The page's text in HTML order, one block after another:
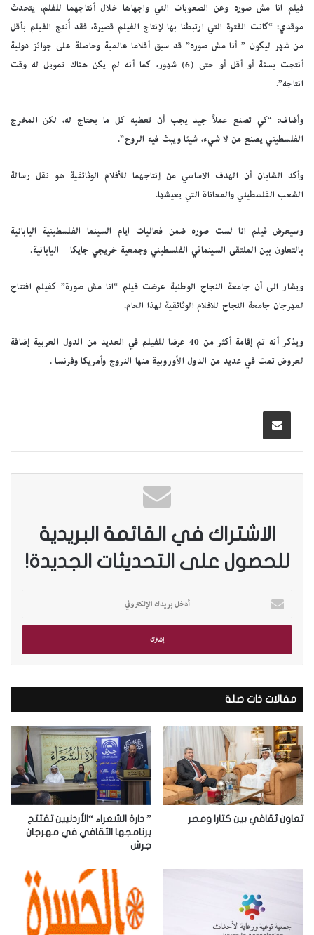
فيلم انا مش صوره وعن الصعوبات التي واجهاها خلال أنتاجهما للفلم، يتحدث
موقدي: “كانت الفترة التي ارتبطنا بها لإنتاج الفيلم قصيرة، فقد أُنتج الفيلم بأقل
من شهر ليكون ” أنا مش صوره” قد سبق أفلاما عالمية وحاصلة على جوائز دولية
أنتجت بسنة أو أقل أو حتى (6) شهور، كما أنه لم يكن هناك تمويل له وقت
انتاجه”.
وأضاف: “كي تصنع عملاً جيد يجب أن تعطيه كل ما يحتاج له، لكن المخرج
الفلسطيني يصنع من لا شيء، شيئا ويبث فيه الروح”.
وأكد الشابان أن الهدف الاساسي من إنتاجهما للأفلام الوثائقية هو نقل رسالة
الشعب الفلسطيني والمعاناة التي يعيشها.
وسيعرض فيلم انا لست صوره ضمن فعاليات ايام السينما الفلسطينية اليابانية
بالتعاون بين الملتقى السينمائي الفلسطيني وجمعية خريجي جايكا – اليابانية.
ويشار الى أن جامعة النجاح الوطنية عرضت فيلم “انا مش صورة” كفيلم افتتاح
لمهرجان جامعة النجاح للافلام الوثائقية لهذا العام.
ويذكر أنه تم إقامة أكثر من 40 عرضا للفيلم في العديد من الدول العربية إضافة
لعروض تمت في عديد من الدول الأوروبية منها النروج وأمريكا وفرنسا .
الاشتراك في القائمة البريدية
للحصول على التحديثات الجديدة!
خ
ب
ي
د
ك
ا
ل
إ
ل
ت
ر
مقالات ذات صلة
تعاون ثقافي بين كتارا ومصر
” دارة الشعراء “الأردنيين تفتتح
برنامجها الثقافي في مهرجان
جرش